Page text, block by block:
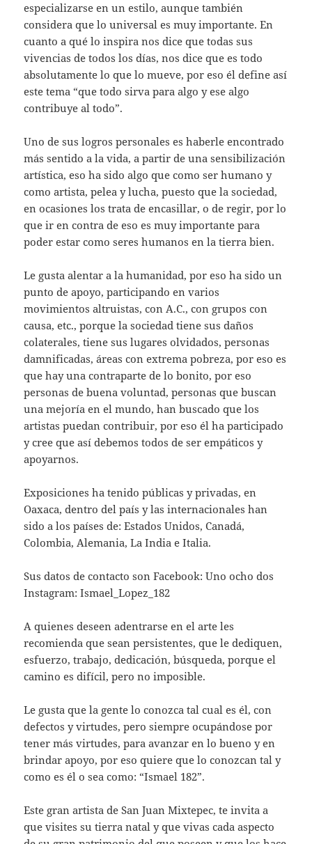
especializarse en un estilo, aunque también
considera que lo universal es muy importante. En
cuanto a qué lo inspira nos dice que todas sus
vivencias de todos los días, nos dice que es todo
absolutamente lo que lo mueve, por eso él define así
este tema “que todo sirva para algo y ese algo
contribuye al todo”.
Uno de sus logros personales es haberle encontrado
más sentido a la vida, a partir de una sensibilización
artística, eso ha sido algo que como ser humano y
como artista, pelea y lucha, puesto que la sociedad,
en ocasiones los trata de encasillar, o de regir, por lo
que ir en contra de eso es muy importante para
poder estar como seres humanos en la tierra bien.
Le gusta alentar a la humanidad, por eso ha sido un
punto de apoyo, participando en varios
movimientos altruistas, con A.C., con grupos con
causa, etc., porque la sociedad tiene sus daños
colaterales, tiene sus lugares olvidados, personas
damnificadas, áreas con extrema pobreza, por eso es
que hay una contraparte de lo bonito, por eso
personas de buena voluntad, personas que buscan
una mejoría en el mundo, han buscado que los
artistas puedan contribuir, por eso él ha participado
y cree que así debemos todos de ser empáticos y
apoyarnos.
Exposiciones ha tenido públicas y privadas, en
Oaxaca, dentro del país y las internacionales han
sido a los países de: Estados Unidos, Canadá,
Colombia, Alemania, La India e Italia.
Sus datos de contacto son Facebook: Uno ocho dos
Instagram: Ismael_Lopez_182
A quienes deseen adentrarse en el arte les
recomienda que sean persistentes, que le dediquen,
esfuerzo, trabajo, dedicación, búsqueda, porque el
camino es difícil, pero no imposible.
Le gusta que la gente lo conozca tal cual es él, con
defectos y virtudes, pero siempre ocupándose por
tener más virtudes, para avanzar en lo bueno y en
brindar apoyo, por eso quiere que lo conozcan tal y
como es él o sea como: “Ismael 182”.
Este gran artista de San Juan Mixtepec, te invita a
que visites su tierra natal y que vivas cada aspecto